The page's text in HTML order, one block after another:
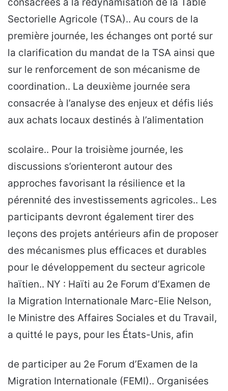
Sectorielle Agricole (TSA).. Au cours de la
première journée, les échanges ont porté sur
la clarification du mandat de la TSA ainsi que
sur le renforcement de son mécanisme de
coordination.. La deuxième journée sera
consacrée à l’analyse des enjeux et défis liés
aux achats locaux destinés à l’alimentation
scolaire.. Pour la troisième journée, les
discussions s’orienteront autour des
approches favorisant la résilience et la
pérennité des investissements agricoles.. Les
participants devront également tirer des
leçons des projets antérieurs afin de proposer
des mécanismes plus efficaces et durables
pour le développement du secteur agricole
haïtien.. NY : Haïti au 2e Forum d’Examen de
la Migration Internationale Marc-Elie Nelson,
le Ministre des Affaires Sociales et du Travail,
a quitté le pays, pour les États-Unis, afin
de participer au 2e Forum d’Examen de la
Migration Internationale (FEMI).. Organisées